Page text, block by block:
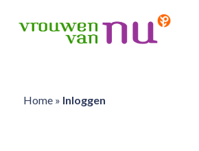
Home» Inloggen